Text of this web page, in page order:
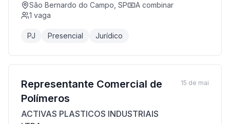
São Bernardo do Campo, SP
A combinar
1 vaga
PJ Presencial Jurídico
Representante Comercial de
Polímeros
ACTIVAS PLASTICOS INDUSTRIAIS
15 de mai